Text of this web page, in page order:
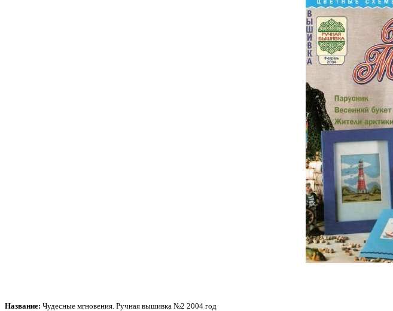
Название: Чудесные мгновения. Ручная вышивка №2 2004 год